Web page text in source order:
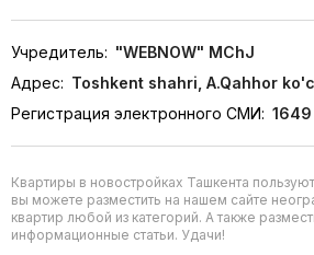
Учредитель: "WEBNOW" MChJ
Адрес: Toshkent shahri, A.Qahhor
Регистрация электронного СМИ: 1649
Квартиры в новостройках Ташкента
вы можете разместить на нашем сайте
квартир любой из категорий. А также
информационные статьи. Удачи!